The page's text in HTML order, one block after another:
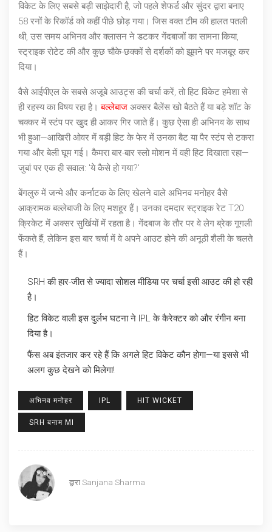
विकेट के लिए सबसे बड़ी साझेदारी है, जो पहले शेफर्डऔर सुंदर द्वारा बनाए
58 रनों के रिकॉर्ड को कहीं पीछे छोड़ गया। जिस वक्त टीम की हालत पतली
थी, उस समय अभिनव और क्लासन ने डटकर गेंदबाजों का सामना किया,
स्ट्राइक रोटेट की और कुछ चौके-छक्कों से दर्शकों को झूमने पर मजबूर कर
दिया।
वैसे आईपीएल के सबसे अजूबे आउट्स की चर्चा करें, तो हिट विकेट हमेशा से
ही रहस्य का विषय रहा है।बल्लेबाज अक्सर बैलेंस खो बैठते हैं या बड़े शॉट के
चक्कर में स्टंप पर खुद ही आकर गिर जाते हैं। कुछ ऐसा ही अभिनव के साथ
भी हुआ—आखिरी ओवर में बड़ी हिट के फेर में उनका बैट या पैर स्टंप से टकरा
गया और बेली घूम गई। कैमरा बार-बार स्लो मोशन में वही हिट दिखाता रहा—
जुबां पर एक ही सवाल: 'ये कैसे हो गया?'
बेंगलुरु में जन्मे और कर्नाटकके लिए खेलने वाले अभिनव मनोहर वैसे
आक्रामक बल्लेबाजी के लिए मशहूर हैं। उनका दमदार स्ट्राइक रेट T20
क्रिकेट में अक्सर सुर्खियों में रहता है। गेंदबाज के तौर पर वे लेग ब्रेक गूगली
फेंकते हैं, लेकिन इस बार चर्चा में वे अपने आउट होने की अनूठी शैली के चलते
हैं।
SRH की हार-जीत से ज्यादा सोशल मीडिया पर चर्चा इसी आउट की हो रही
है।
हिट विकेट वाली इस दुर्लभ घटना ने IPL के कैरेक्टर को और रंगीन बना
दिया है।
फैंस अब इंतजार कर रहे हैं कि अगले हिट विकेट कौन होगा—या इससे भी
अलग कुछ देखने को मिलेगा!
अभिनव मनोहर IPL HIT WICKET
SRH बनाम MI
द्वारा Sanjana Sharma